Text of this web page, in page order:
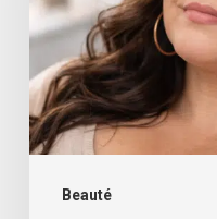
Beauté
complet
pour
des
sourcils
parfaits